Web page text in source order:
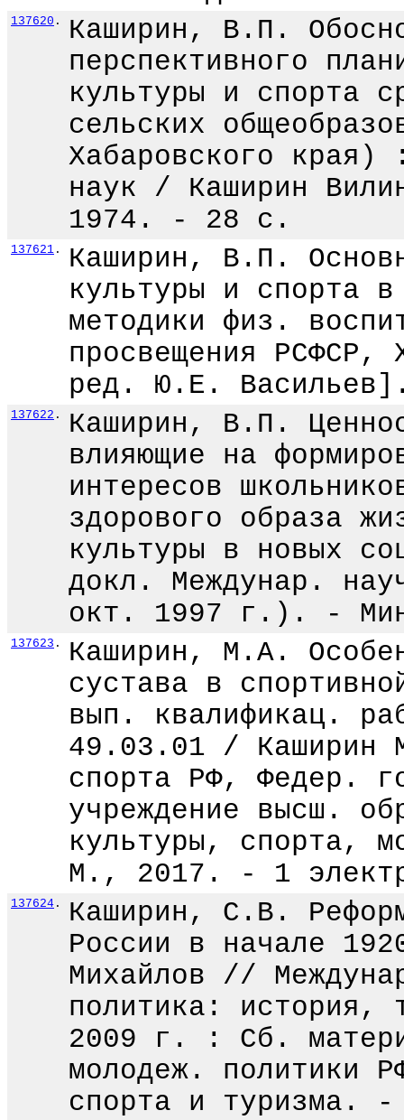
137620 .
Каширин, В.П.
перспективного
культуры и спорта
сельских
Хабаровского
наук / Каширин
1974. - 28 с.
137621 .
Каширин, В.П.
культуры и спорта
методики физ.
просвещения
ред. Ю.Е.
137622 .
Каширин, В.П.
влияющие на
интересов
здорового образа
культуры в новых
докл. Междунар.
окт. 1997 г.). -
137623 .
Каширин, М.А.
сустава в
вып. квалификац.
49.03.01 / Каширин
спорта РФ, Федер.
учреждение высш.
культуры, спорта,
М., 2017. - 1
137624 .
Каширин, С.В.
России в начале
Михайлов //
политика:
2009 г. : Сб.
молодеж. политики
спорта и